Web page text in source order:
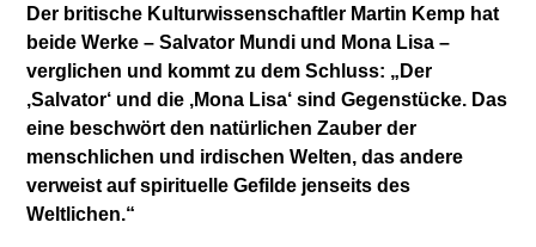
Der britische Kulturwissenschaftler Martin Kemp hat
beide Werke – Salvator Mundi und Mona Lisa –
verglichen und kommt zu dem Schluss: „Der
‚Salvator‘ und die ‚Mona Lisa‘ sind Gegenstücke. Das
eine beschwört den natürlichen Zauber der
menschlichen und irdischen Welten, das andere
verweist auf spirituelle Gefilde jenseits des
Weltlichen.“